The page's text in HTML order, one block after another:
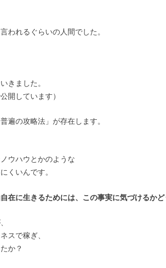
われるぐらいの人間でした。
きました。
開しています）
遍の攻略法」が存在します。
ウハウとかのような
くいんです。
在に生きるためには、この事実に気づけるかど
スで稼ぎ、
か？